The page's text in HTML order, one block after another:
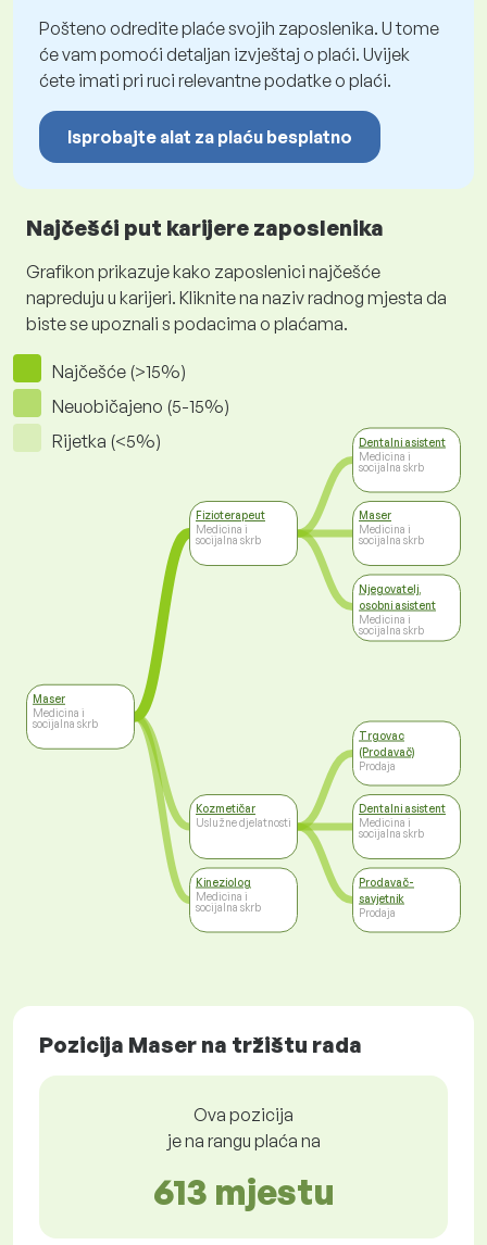
Pošteno odredite plaće svojih zaposlenika. U tome
će vam pomoći detaljan izvještaj o plaći. Uvijek
ćete imati pri ruci relevantne podatke o plaći.
Isprobajte alat za plaću besplatno
Najčešći put karijere zaposlenika
Grafikon prikazuje kako zaposlenici najčešće
napreduju u karijeri. Kliknite na naziv radnog mjesta da
biste se upoznali s podacima o plaćama.
Najčešće (>15%)
Neuobičajeno (5-15%)
Rijetka (<5%)
Maser
Medicina i
socijalna skrb
Fizioterapeut
Medicina i
socijalna skrb
Kozmetičar
Uslužne djelatnosti
Kineziolog
Medicina i
socijalna skrb
Dentalni asistent
Medicina i
socijalna skrb
Maser
Medicina i
socijalna skrb
Njegovatelj,
osobni asistent
Medicina i
socijalna skrb
Trgovac
(Prodavač)
Prodaja
Dentalni asistent
Medicina i
socijalna skrb
Prodavač-
savjetnik
Prodaja
Pozicija Maser na tržištu rada
Ova pozicija
je na rangu plaća na
613 mjestu